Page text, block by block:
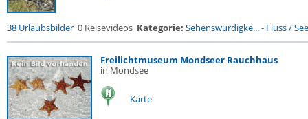
38 Urlaubsbilder 0 Reisevideos Kategorie: Sehenswürdigke...- Fluss /
Freilichtmuseum Mondseer Rauchhaus
in Mondsee
Karte